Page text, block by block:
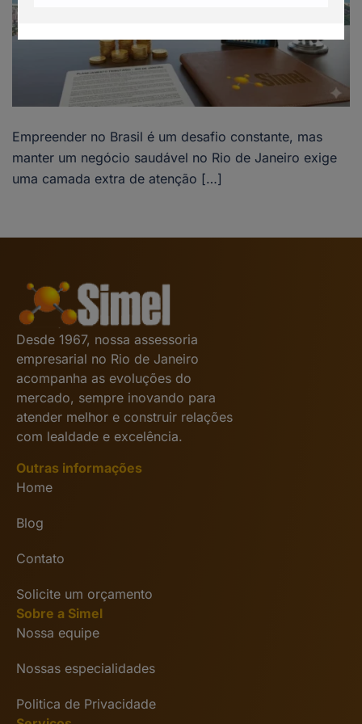
Empreender no Brasil é um desafio constante, mas
manter um negócio saudável no Rio de Janeiro exige
uma camada extra de atenção […]
Desde 1967, nossa assessoria
empresarial no Rio de Janeiro
acompanha as evoluções do
mercado, sempre inovando para
atender melhor e construir relações
com lealdade e excelência.
Outras informações
Home
Blog
Contato
Solicite um orçamento
Sobre a Simel
Nossa equipe
Nossas especialidades
Politica de Privacidade